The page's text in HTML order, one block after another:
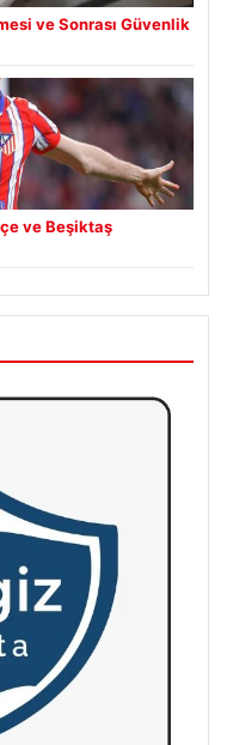
ve Sonrası Güvenlik
ve Beşiktaş